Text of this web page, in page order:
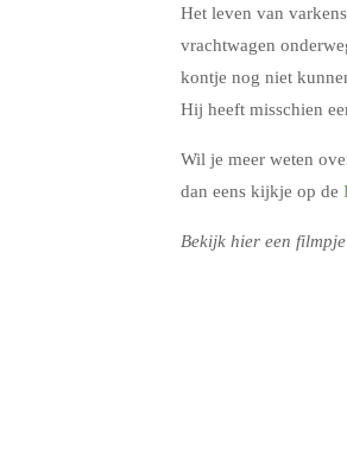
Het leven van
vrachtwagen
kontje nog niet
Hij heeft misschien
Wil je meer weten
dan eens kijkje op de
Bekijk hier een